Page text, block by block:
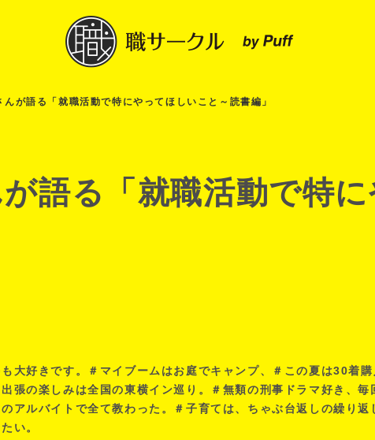
が語る「就職活動で特にやってほしいこと～読書編」
語る「就職活動で特
大好きです。＃マイブームはお庭でキャンプ、＃この夏は30着購
張の楽しみは全国の東横イン巡り。＃無類の刑事ドラマ好き、毎
アルバイトで全て教わった。＃子育ては、ちゃぶ台返しの繰り返
い。